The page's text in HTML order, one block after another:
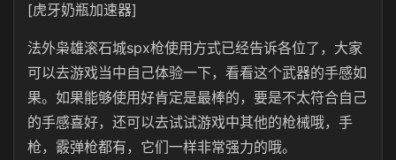
[虎牙奶瓶加速器]
法外枭雄滚石城spx枪使用方式已经告诉各位了，大家
可以去游戏当中自己体验一下，看看这个武器的手感如
果。如果能够使用好肯定是最棒的，要是不太符合自己
的手感喜好，还可以去试试游戏中其他的枪械哦，手
枪，霰弹枪都有，它们一样非常强力的哦。